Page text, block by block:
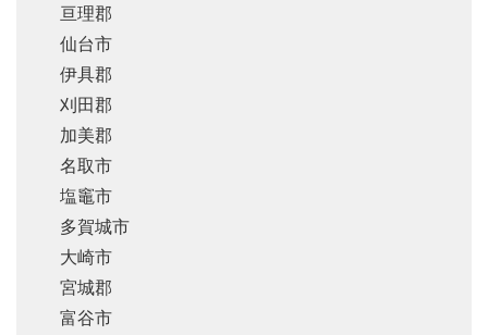
亘理郡
仙台市
伊具郡
刈田郡
加美郡
名取市
塩竈市
多賀城市
大崎市
宮城郡
富谷市